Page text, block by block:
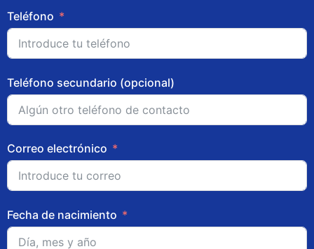
Teléfono
Teléfono secundario (opcional)
Correo electrónico
Fecha de nacimiento